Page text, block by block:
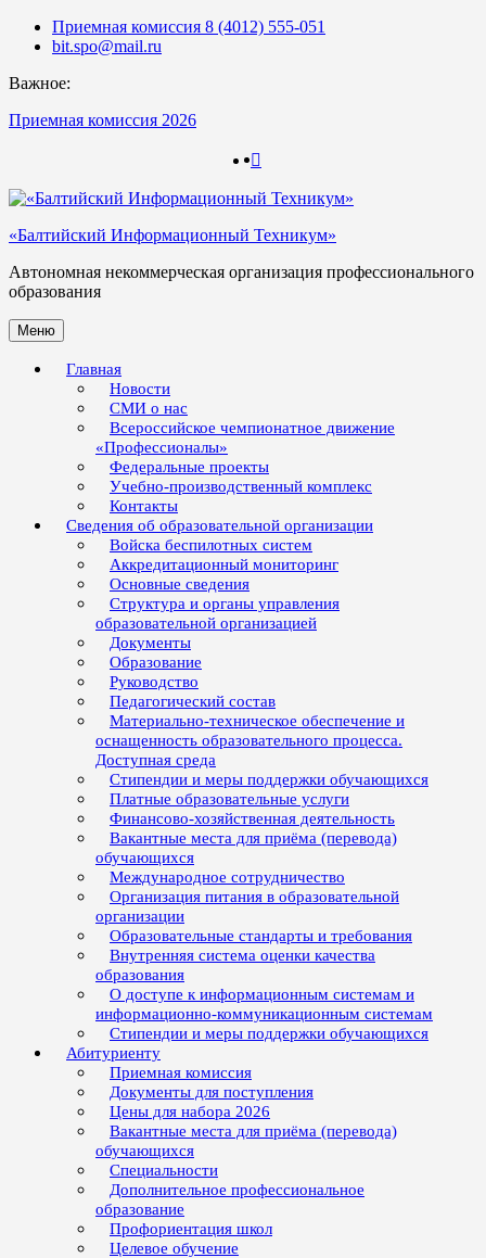
Skip
Приемная комиссия 8 (4012) 555-051
bit.spo@mail.ru
Важное:
Приемная комиссия 2026
«Балтийский Информационный Техникум»
Автономная некоммерческая организация профессионального
образования
Меню
Главная
Новости
СМИ о нас
Всероссийское чемпионатное движение
«Профессионалы»
Федеральные проекты
Учебно-производственный комплекс
Контакты
Сведения об образовательной организации
Войска беспилотных систем
Аккредитационный мониторинг
Основные сведения
Структура и органы управления
образовательной организацией
Документы
Образование
Руководство
Педагогический состав
Материально-техническое обеспечение и
оснащенность образовательного процесса.
Доступная среда
Стипендии и меры поддержки обучающихся
Платные образовательные услуги
Финансово-хозяйственная деятельность
Вакантные места для приёма (перевода)
обучающихся
Международное сотрудничество
Организация питания в образовательной
организации
Образовательные стандарты и требования
Внутренняя система оценки качества
образования
О доступе к информационным системам и
информационно-коммуникационным системам
Стипендии и меры поддержки обучающихся
Абитуриенту
Приемная комиссия
Документы для поступления
Цены для набора 2026
Вакантные места для приёма (перевода)
обучающихся
Специальности
Дополнительное профессиональное
образование
Профориентация школ
Целевое обучение